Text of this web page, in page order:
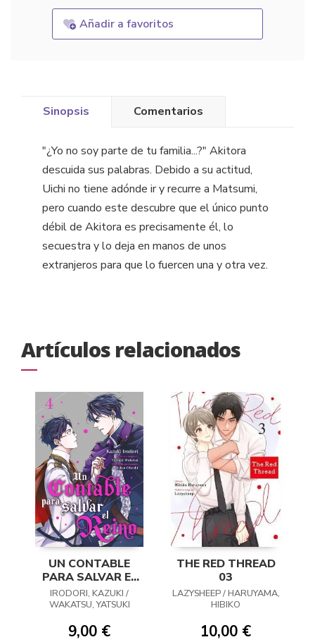
Añadir a favoritos
Sinopsis Comentarios
"¿Yo no soy parte de tu familia...?" Akitora
descuida sus palabras. Debido a su actitud,
Uichi no tiene adónde ir y recurre a Matsumi,
pero cuando este descubre que el único punto
débil de Akitora es precisamente él, lo
secuestra y lo deja en manos de unos
extranjeros para que lo fuercen una y otra vez.
Artículos relacionados
UN CONTABLE
PARA SALVAR EL
REINO 04
IRODORI, KAZUKI /
WAKATSU, YATSUKI
9,00 €
THE RED THREAD
03
LAZYSHEEP / HARUYAMA,
HIBIKO
10,00 €